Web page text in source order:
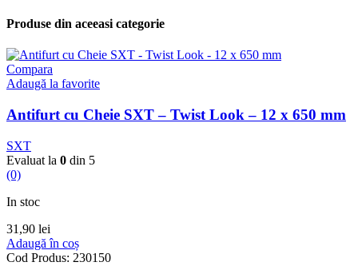
Produse din aceeasi categorie
Compara
Adaugă la favorite
Antifurt cu Cheie SXT – Twist Look – 12 x 650 mm
SXT
Evaluat la 0 din 5
(0)
In stoc
31,90 lei
Adaugă în coș
Cod Produs: 230150